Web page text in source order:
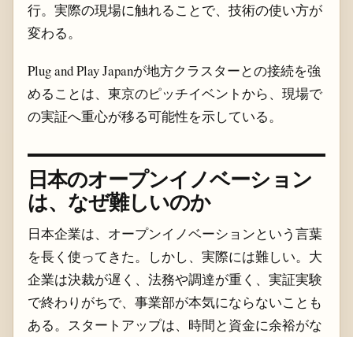
行。実際の現場に触れることで、技術の使い方が
変わる。
Plug and Play Japanが地方クラスターとの接続を強
めることは、東京のピッチイベントから、現場で
の実証へ重心が移る可能性を示している。
日本のオープンイノベーション
は、なぜ難しいのか
日本企業は、オープンイノベーションという言葉
を長く使ってきた。しかし、実際には難しい。大
企業は決裁が遅く、法務や調達が重く、実証実験
で終わりがちで、事業部が本気にならないことも
ある。スタートアップは、時間と資金に余裕がな